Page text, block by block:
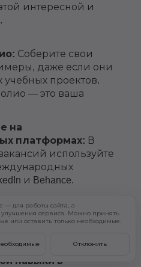
интересной и
Соберите свои
даже если они
проектов.
— это ваша
на
платформах: В
используйте
и Behance.
пополнить
о себе
навыки в
— для работы сайта, а
сервиса. Можно принять
или оставить только необходимые.
Отклонить